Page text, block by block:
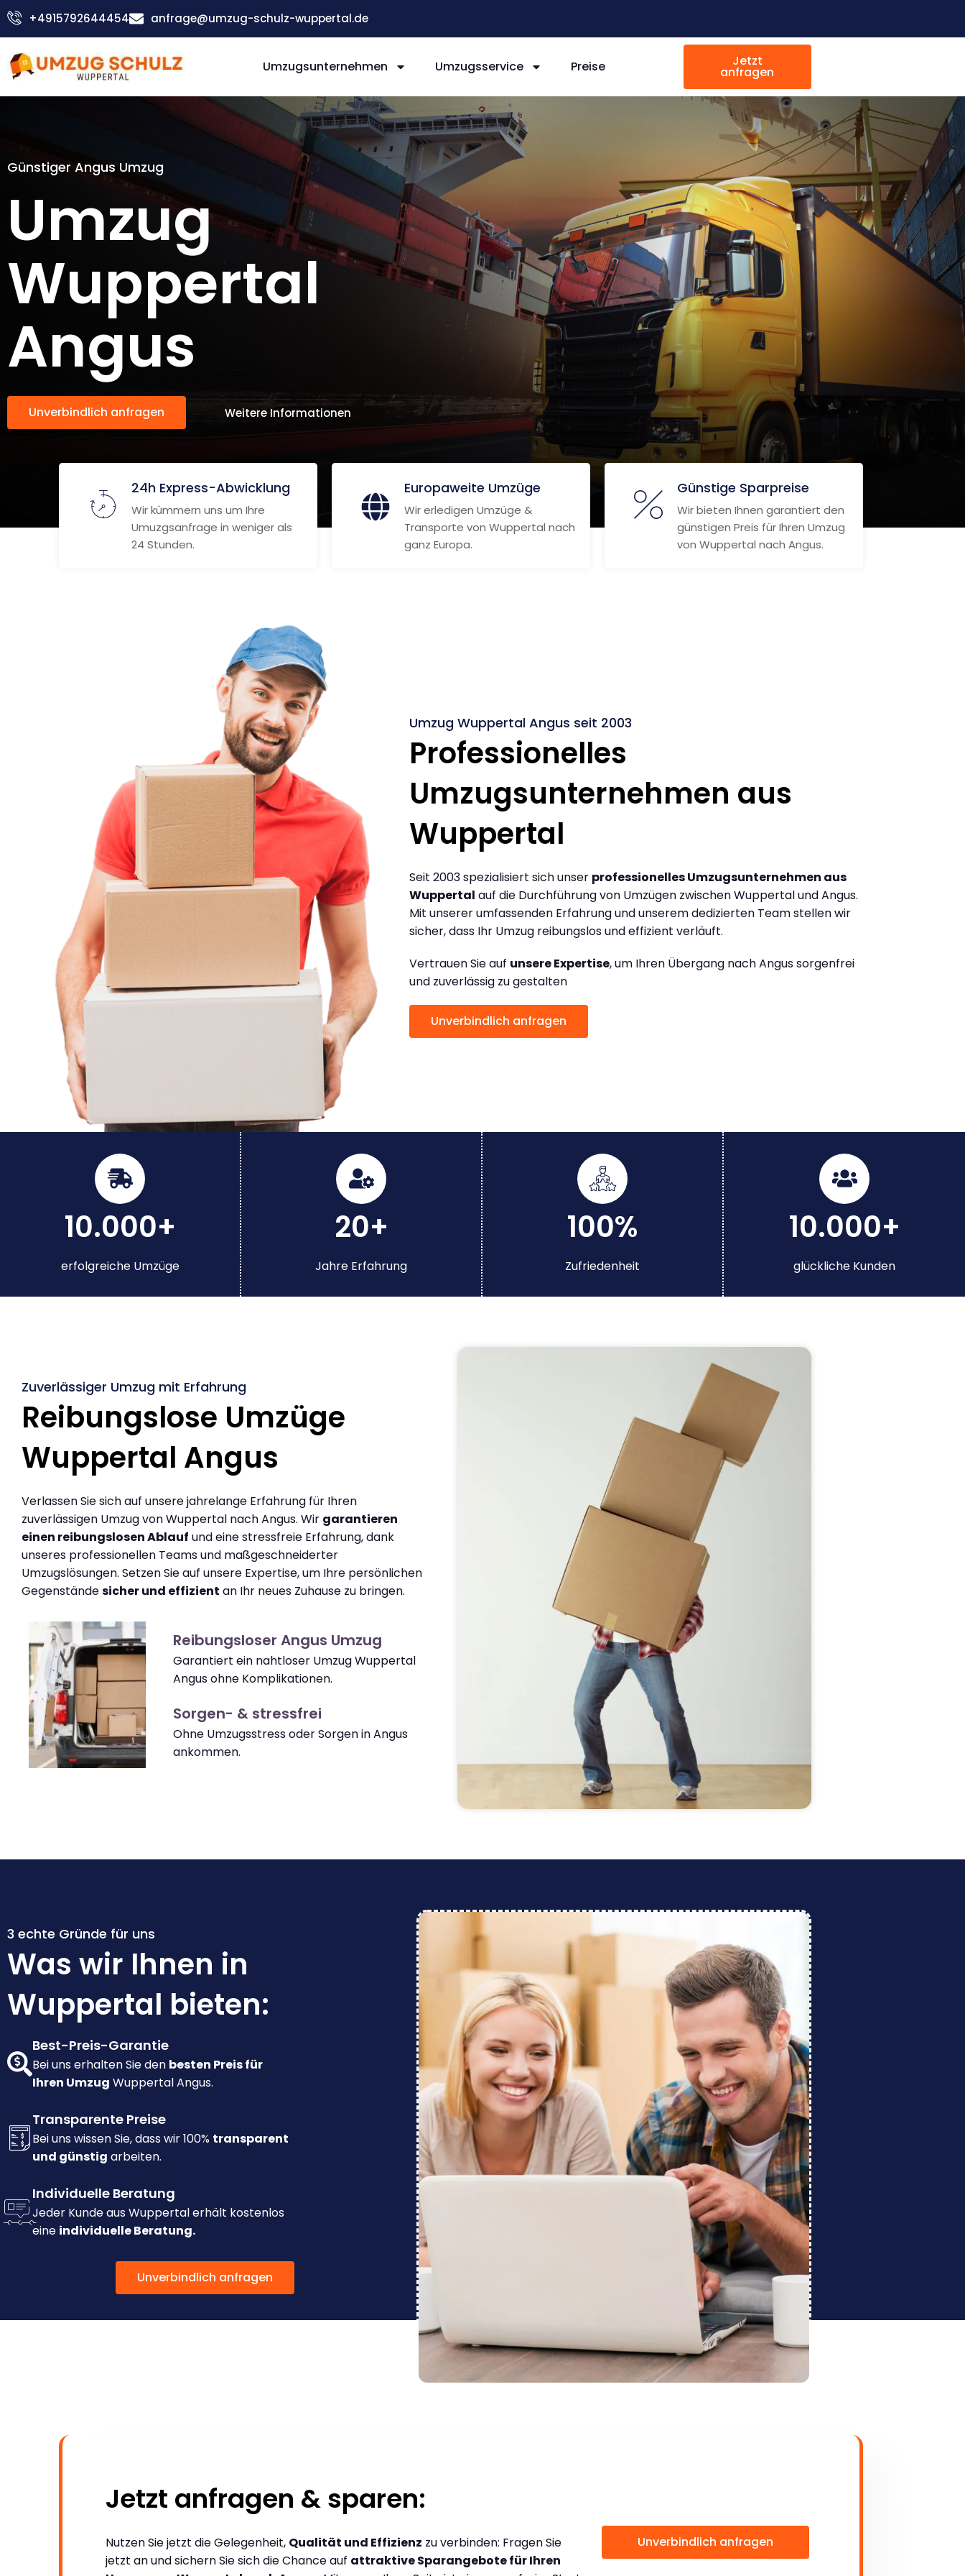
Zum
Inhalt
+4915792644454 anfrage@umzug-schulz-wuppertal.de
Umzugsunternehmen Umzugsservice Preise Jetzt
anfragen
Günstiger Angus Umzug
Umzug
Wuppertal
Angus
Unverbindlich anfragen Weitere Informationen
24h Express-Abwicklung
Wir kümmern uns um Ihre
Umuzgsanfrage in weniger als
24 Stunden.
Europaweite Umzüge
Wir erledigen Umzüge &
Transporte von Wuppertal nach
ganz Europa.
Günstige Sparpreise
Wir bieten Ihnen garantiert den
günstigen Preis für Ihren Umzug
von Wuppertal nach Angus.
Umzug Wuppertal Angus seit 2003
Professionelles
Umzugsunternehmen aus
Wuppertal
Seit 2003 spezialisiert sich unser professionelles Umzugsunternehmen aus
Wuppertal auf die Durchführung von Umzügen zwischen Wuppertal und Angus.
Mit unserer umfassenden Erfahrung und unserem dedizierten Team stellen wir
sicher, dass Ihr Umzug reibungslos und effizient verläuft.
Vertrauen Sie auf unsere Expertise, um Ihren Übergang nach Angus sorgenfrei
und zuverlässig zu gestalten
Unverbindlich anfragen
10.000+
erfolgreiche Umzüge
20+
Jahre Erfahrung
100%
Zufriedenheit
10.000+
glückliche Kunden
Zuverlässiger Umzug mit Erfahrung
Reibungslose Umzüge
Wuppertal Angus
Verlassen Sie sich auf unsere jahrelange Erfahrung für Ihren
zuverlässigen Umzug von Wuppertal nach Angus. Wir garantieren
einen reibungslosen Ablauf und eine stressfreie Erfahrung, dank
unseres professionellen Teams und maßgeschneiderter
Umzugslösungen. Setzen Sie auf unsere Expertise, um Ihre persönlichen
Gegenständesicher und effizient an Ihr neues Zuhause zu bringen.
Reibungsloser Angus Umzug
Garantiert ein nahtloser Umzug Wuppertal
Angus ohne Komplikationen.
Sorgen- & stressfrei
Ohne Umzugsstress oder Sorgen in Angus
ankommen.
3 echte Gründe für uns
Was wir Ihnen in
Wuppertal bieten:
Best-Preis-Garantie
Bei uns erhalten Sie den besten Preis für
Ihren Umzug Wuppertal Angus.
Transparente Preise
Bei uns wissen Sie, dass wir 100% transparent
und günstig arbeiten.
Individuelle Beratung
Jeder Kunde aus Wuppertal erhält kostenlos
eine individuelle Beratung.
Unverbindlich anfragen
Jetzt anfragen & sparen:
Nutzen Sie jetzt die Gelegenheit, Qualität und Effizienz zu verbinden: Fragen Sie
jetzt an und sichern Sie sich die Chance auf attraktive Sparangebote für Ihren
Unverbindlich anfragen